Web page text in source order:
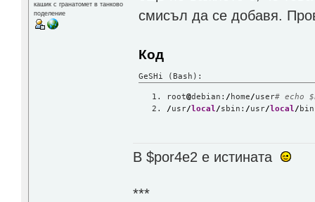
кашик с гранатомет в танково
поделение
смисъл да се добавя.
Код
GeSHi (Bash):
root@debian: / home/user# echo
/usr/ local/sbin: /usr/ local/
В $por4e2 e истината
***